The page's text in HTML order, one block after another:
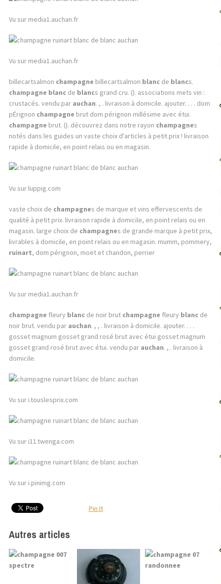
Vu sur media1.auchan.fr
Vu sur media1.auchan.fr
billecartsalmon champagne billecartsalmon blancde blancs.
champagne blancde blancs grand cru. (). associations mets vin :
crustacés. vendu par auchan. , . livraison à domicile. ajouter. . . . dom
pÉrignon champagne brut dom pérignon millésime avec étui.
champagne brut. (). découvrez dans notre rayon champagnes
notés dans les guides un vaste choix d'articles à petit prix ! livraison
rapide à domicile, en point relais ou en magasin.
Vu sur luppig.com
vaste choix de champagnes de marque et vins effervescents de
qualité à petit prix. livraison rapide à domicile, en point relais ou en
magasin. large choix de champagnes de grande marque à petit prix,
livrables à domicile, en point relais ou en magasin. mumm, pommery,
ruinart, dom pérignon, moët et chandon, perrier
Vu sur media1.auchan.fr
champagne fleury blancde noir brut champagne fleury blancde
noir brut. vendu par auchan. , , . livraison à domicile. ajouter. . . .
gosset magnum gosset grand rosé brut avec étui gosset magnum
gosset grand rosé brut avec étui. vendu par auchan. , . livraison à
domicile.
Vu sur i.touslesprix.com
Vu sur i11.twenga.com
Vu sur i.pinimg.com
Pin It
Autres articles